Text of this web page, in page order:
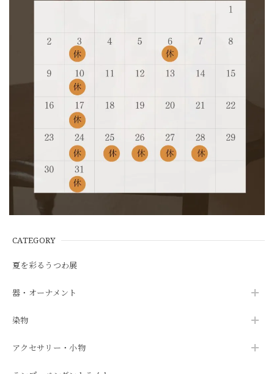
CATEGORY
夏を彩るうつわ展
器・オーナメント
染物
アクセサリー・小物